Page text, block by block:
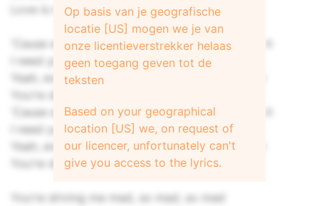
Love is never fair, I will always want you more
'Cause every time I tell you, I need you, I mean it
I need you, oh, so bad, so bad, so bad
Yeah, every time I tell you, I need you, I mean it
You're driving me mad, so mad, so mad
'Cause every time I tell you, I need you, I mean it
I need you, oh, so bad, so bad, so bad
Yeah, every time I tell you, I need you, I mean it
You're driving me mad, so mad, so mad
You're driving me mad, so mad, so mad
Op basis van je geografische
locatie [US] mogen we je van
onze licentieverstrekker helaas
geen toegang geven tot de
teksten
Based on your geographical
location [US] we, on request of
our licencer, unfortunately can't
give you access to the lyrics.